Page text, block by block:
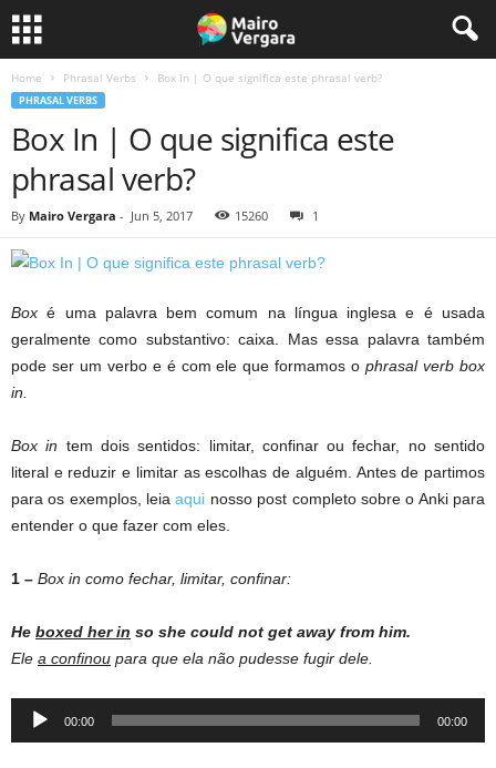
Home Phrasal Verbs Box In | O que significa este phrasal verb?
PHRASAL VERBS
Box In | O que significa este
phrasal verb?
By Mairo Vergara - Jun 5, 2017 15260 1
Boxé uma palavra bem comum na língua inglesa e é usada
geralmente como substantivo: caixa. Mas essa palavra também
pode ser um verbo e é com ele que formamos ophrasal verb box
in.
Box in tem dois sentidos: limitar, confinar ou fechar, no sentido
literal e reduzir e limitar as escolhas de alguém. Antes de partimos
para os exemplos, leiaaqui nosso post completo sobre o Anki para
entender o que fazer com eles.
1 – Box in como fechar, limitar, confinar:
He boxed her in so she could not get away from him.
Ele a confinou para que ela não pudesse fugir dele.
Audio
00:00 00:00